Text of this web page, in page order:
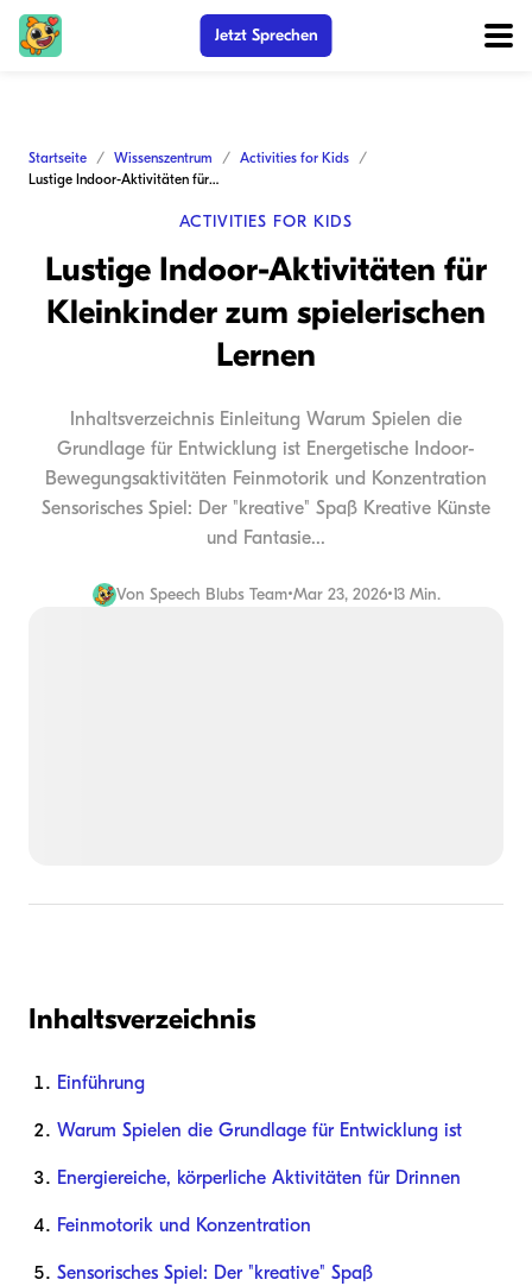
Jetzt Sprechen
Startseite Wissenszentrum
Activities for Kids
Lustige Indoor-Aktivitäten für Kleinkinder zum spielerischen Lernen
ACTIVITIES FOR KIDS
Lustige Indoor-Aktivitäten für
Kleinkinder zum spielerischen
Lernen
Inhaltsverzeichnis Einleitung Warum Spielen die
Grundlage für Entwicklung ist Energetische Indoor-
Bewegungsaktivitäten Feinmotorik und Konzentration
Sensorisches Spiel: Der "kreative" Spaß Kreative Künste
und Fantasie...
Von Speech Blubs Team•Mar 23, 2026•13 Min.
Inhaltsverzeichnis
Einführung
Warum Spielen die Grundlage für Entwicklung ist
Energiereiche, körperliche Aktivitäten für Drinnen
Feinmotorik und Konzentration
Sensorisches Spiel: Der "kreative" Spaß